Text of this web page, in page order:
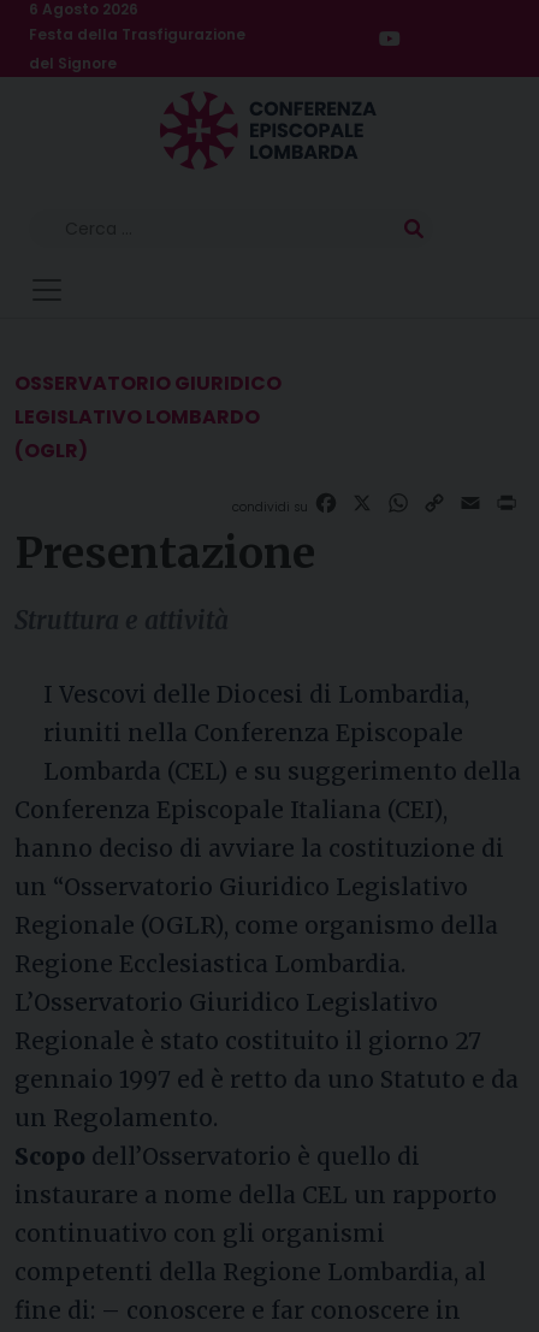
Skip
content
6 Agosto 2026
Festa della Trasfigurazione
del Signore
OSSERVATORIO GIURIDICO
LEGISLATIVO LOMBARDO
(OGLR)
FacebookWhatsApp
CopyEmail
Presentazione
I Vescovi delle Diocesi di Lombardia,
riuniti nella Conferenza Episcopale
Lombarda (CEL) e su suggerimento della
Conferenza Episcopale Italiana (CEI),
hanno deciso di avviare la costituzione di
un “Osservatorio Giuridico Legislativo
Regionale (OGLR), come organismo della
Regione Ecclesiastica Lombardia.
L’Osservatorio Giuridico Legislativo
Regionale è stato costituito il giorno 27
gennaio 1997 ed è retto da uno Statuto e da
un Regolamento.
Scopo dell’Osservatorio è quello di
instaurare a nome della CEL un rapporto
continuativo con gli organismi
competenti della Regione Lombardia, al
fine di: – conoscere e far conoscere in